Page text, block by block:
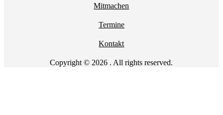
Mitmachen
Termine
Kontakt
Copyright © 2026 . All rights reserved.